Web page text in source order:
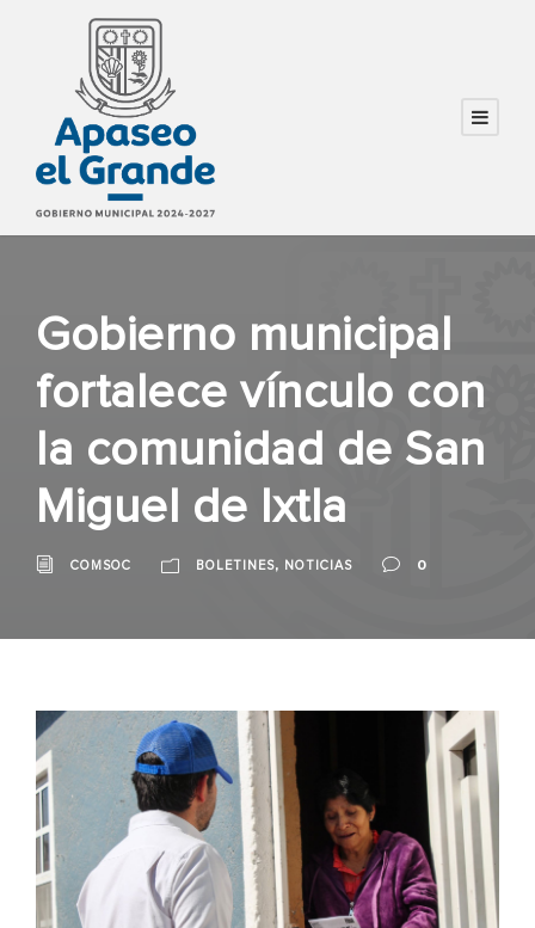
Gobierno municipal
fortalece vínculo con
la comunidad de San
Miguel de Ixtla
COMSOC BOLETINES, NOTICIAS 0